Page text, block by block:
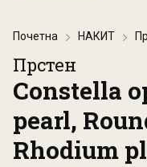
Почетна НАКИТ
Прстен
Constella
pearl,
Rhodium